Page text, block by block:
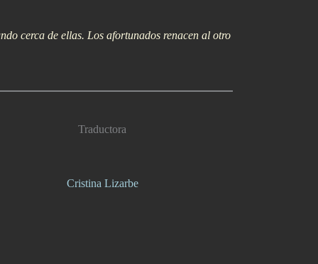
cerca de ellas. Los afortunados renacen al otro
Traductora
Cristina Lizarbe